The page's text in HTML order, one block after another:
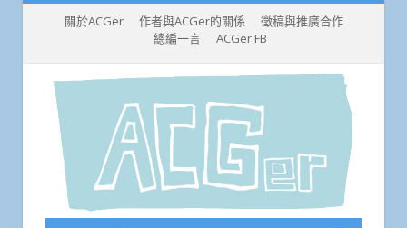
關於ACGer 作者與ACGer的關係
徵稿與推廣合作
總編一言
ACGer FB